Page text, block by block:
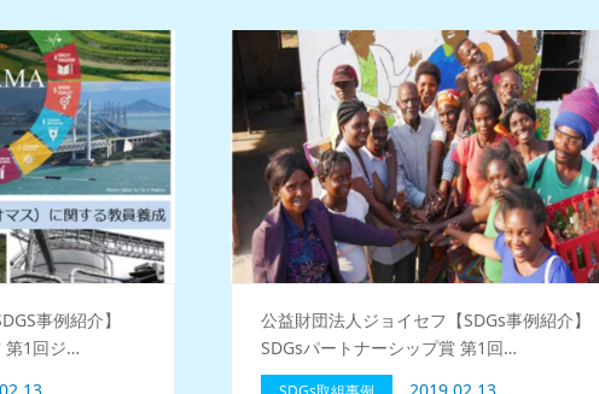
事例紹介】
第1回ジ…
公益財団法人ジョイセフ【SDGs事例紹介】
SDGsパートナーシップ賞 第1回…
2019.02.13